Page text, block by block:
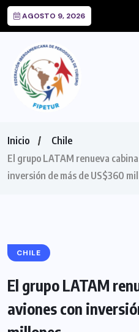
AGOSTO 9, 2026
Inicio
Chile
El grupo LATAM renueva
inversión de más de US$360
CHILE
El grupo LATAM
aviones con